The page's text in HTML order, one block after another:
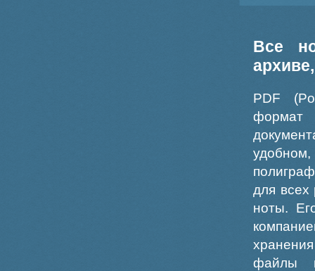
Все
PDF
формат
для всех
ноты.
файлы